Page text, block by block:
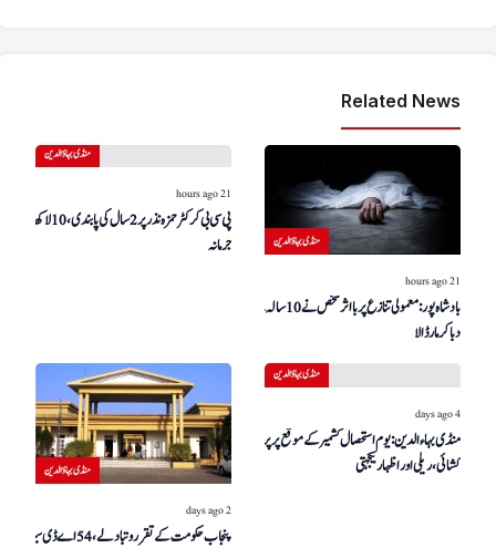
Related News
منڈی بہاؤالدین
21 hours ago
پی سی بی کرکٹر حمزہ نذر پر 2 سال کی پابندی، 10 لاکھ روپے
جرمانہ
منڈی بہاؤالدین
21 hours ago
بادشاہ پور: معمولی تنازع پر بااثر شخص نے 10 سالہ بچے کو گلا
دبا کر مار ڈالا
منڈی بہاؤالدین
2 days ago
پنجاب حکومت کے تقرر و تبادلے، 54 اے ڈی سیز کو
منڈی بہاؤالدین
4 days ago
منڈی بہاءالدین: یوم استحصال کشمیر کے موقع پر پرچم
کشائی، ریلی اور اظہار یکجہتی